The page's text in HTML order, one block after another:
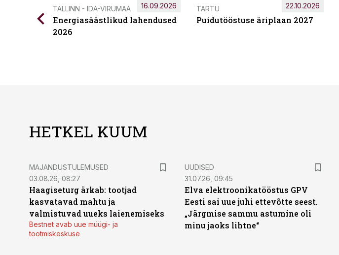
TALLINN - IDA-VIRUMAA
Energiasäästlikud lahendused
2026
16.09.2026 TARTU
Puidutööstuse äriplaan 2027
22.10.2026
HETKEL KUUM
MAJANDUSTULEMUSED
03.08.26, 08:27
Haagiseturg ärkab: tootjad
kasvatavad mahtu ja
valmistuvad uueks laienemiseks
Bestnet avab uue müügi- ja
tootmiskeskuse
UUDISED
31.07.26, 09:45
Elva elektroonikatööstus GPV
Eesti sai uue juhi ettevõtte seest.
„Järgmise sammu astumine oli
minu jaoks lihtne“